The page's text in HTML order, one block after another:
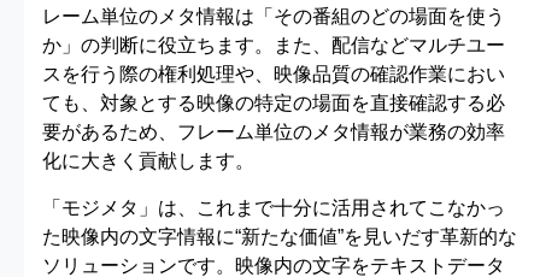
レーム単位のメタ情報は「その番組のどの場面を使う
か」の判断に役立ちます。また、配信などマルチユー
スを行う際の権利処理や、映像品質の確認作業におい
ても、対象とする映像の特定の場面を直接確認する必
要があるため、フレーム単位のメタ情報が業務の効率
化に大きく貢献します。
「モジメタ」は、これまで十分に活用されてこなかっ
た映像内の文字情報に“新たな価値”を見いだす革新的な
ソリューションです。映像内の文字をテキストデータ